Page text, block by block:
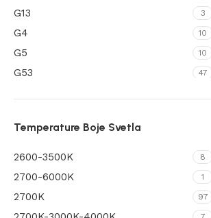
IP65IP20 2
IP67 3
G13 3
G4 10
G5 10
G53 47
GU10 MINI
GX53 122
LEDModule 615
S14S 2
SolarLed 22
Temperature Boje Svetla
2600-3500K 8
2700-6000K 1
2700K 97